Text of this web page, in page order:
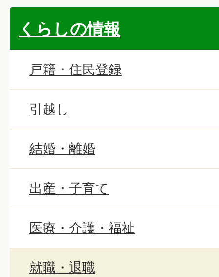
くらしの情報
戸籍・住民登録
引越し
結婚・離婚
出産・子育て
医療・介護・福祉
就職・退職